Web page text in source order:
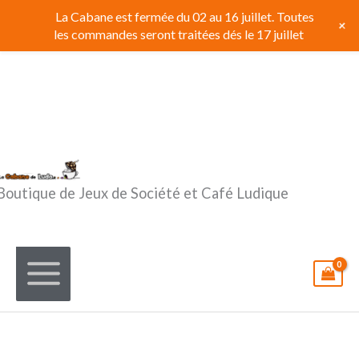
contenu
de Jeux de Société et Café Ludique
La Cabane est fermée du 02 au 16 juillet. Toutes
les commandes seront traitées dés le 17 juillet
+